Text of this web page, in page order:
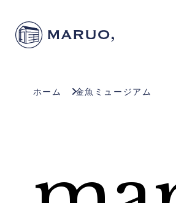
ホーム 金魚ミュージアム